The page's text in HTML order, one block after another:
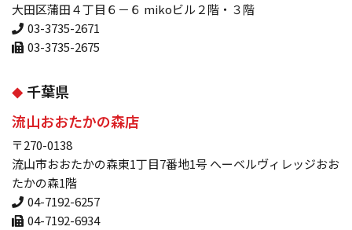
大田区蒲田４丁目６－６ mikoビル２階・３階
03-3735-2671
03-3735-2675
千葉県
流山おおたかの森店
〒270-0138
流山市おおたかの森東1丁目7番地1号 へーベルヴィレッジおお
たかの森1階
04-7192-6257
04-7192-6934